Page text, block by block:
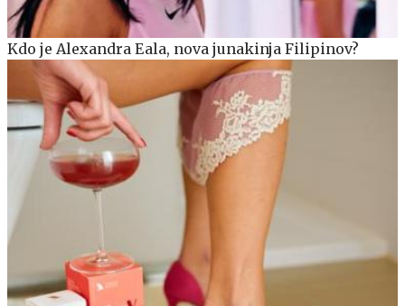
Kdo je Alexandra Eala, nova junakinja Filipinov?